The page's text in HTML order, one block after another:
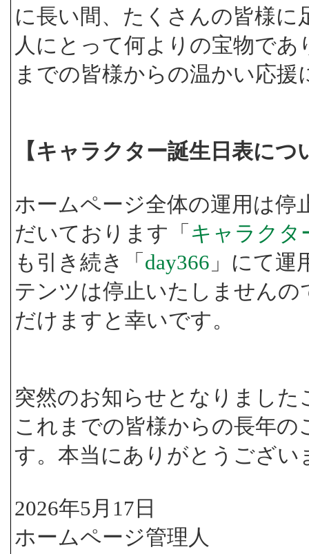
に長い間、たくさんの皆様
人にとって何よりの宝物で
までの皆様からの温かい応
【キャラクター誕生日表に
ホームページ全体の運用は停
だいております「 キャラクタ
も引き続き「 day366 」にて
テンツは停止いたしません
だけますと幸いです。
突然のお知らせとなりまし
これまでの皆様からの長年
す。本当にありがとうござい
2026年5月17日
ホームページ管理人